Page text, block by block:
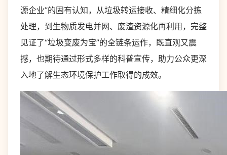
源企业”的固有认知，从垃圾转运接收、精细化分拣
处理，到生物质发电并网、废渣资源化再利用，完整
见证了“垃圾变废为宝”的全链条运作，既直观又震
撼，也期待通过形式多样的科普宣传，助力公众更深
入地了解生态环境保护工作取得的成效。